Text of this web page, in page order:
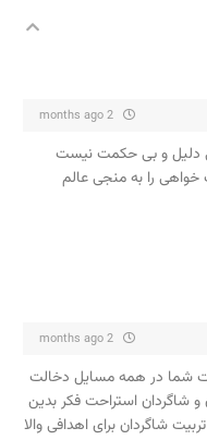
دلیل و بی حکمت نیست
را به منجی عالم
شما در همه مسایل دخالت
و شاگردان استراحت فکر بدین
شاگردان برای اهدافی والا